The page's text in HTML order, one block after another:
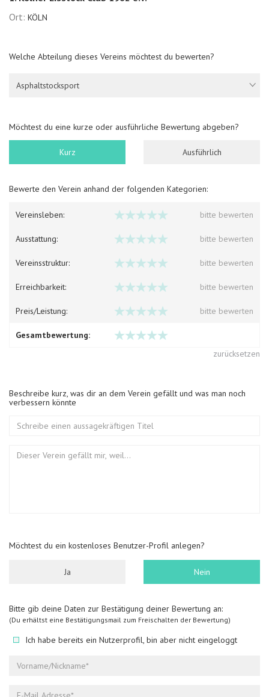
Ort: KÖLN
Welche Abteilung dieses Vereins möchtest du bewerten?
Asphaltstocksport
Möchtest du eine kurze oder ausführliche Bewertung abgeben?
Kurz Ausführlich
Bewerte den Verein anhand der folgenden Kategorien:
Vereinsleben: bitte bewerten
Ausstattung: bitte bewerten
Vereinsstruktur: bitte bewerten
Erreichbarkeit: bitte bewerten
Preis/Leistung: bitte bewerten
Gesamtbewertung:
zurücksetzen
Beschreibe kurz, was dir an dem Verein gefällt und was man noch
verbessern könnte
Möchtest du ein kostenloses Benutzer-Profil anlegen?
Ja Nein
Bitte gib deine Daten zur Bestätigung deiner Bewertung an:
(Du erhältst eine Bestätigungsmail zum Freischalten der Bewertung)
Ich habe bereits ein Nutzerprofil, bin aber nicht eingeloggt